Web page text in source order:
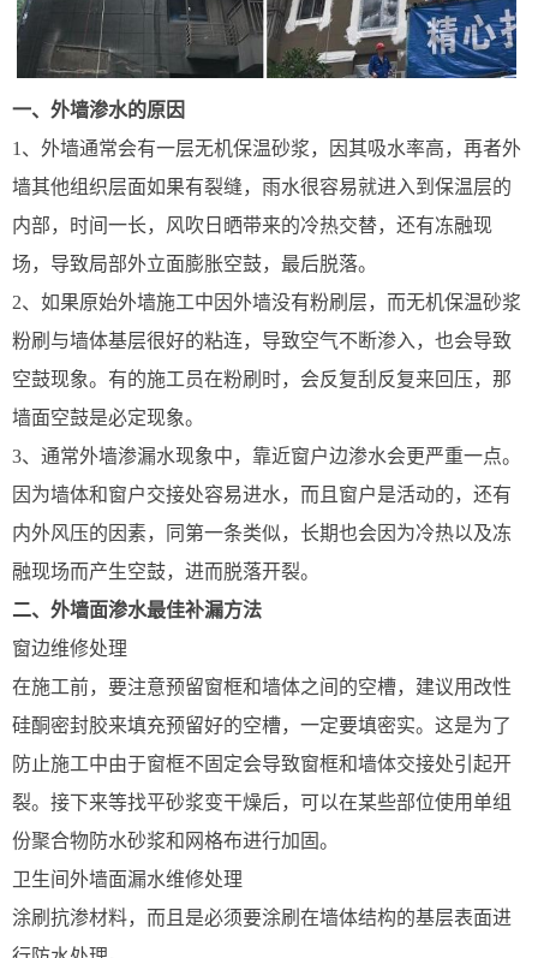
一、外墙渗水的原因
1、外墙通常会有一层无机保温砂浆，因其吸水率高，再者外
墙其他组织层面如果有裂缝，雨水很容易就进入到保温层的
内部，时间一长，风吹日晒带来的冷热交替，还有冻融现
场，导致局部外立面膨胀空鼓，最后脱落。
2、如果原始外墙施工中因外墙没有粉刷层，而无机保温砂浆
粉刷与墙体基层很好的粘连，导致空气不断渗入，也会导致
空鼓现象。有的施工员在粉刷时，会反复刮反复来回压，那
墙面空鼓是必定现象。
3、通常外墙渗漏水现象中，靠近窗户边渗水会更严重一点。
因为墙体和窗户交接处容易进水，而且窗户是活动的，还有
内外风压的因素，同第一条类似，长期也会因为冷热以及冻
融现场而产生空鼓，进而脱落开裂。
二、外墙面渗水最佳补漏方法
窗边维修处理
在施工前，要注意预留窗框和墙体之间的空槽，建议用改性
硅酮密封胶来填充预留好的空槽，一定要填密实。这是为了
防止施工中由于窗框不固定会导致窗框和墙体交接处引起开
裂。接下来等找平砂浆变干燥后，可以在某些部位使用单组
份聚合物防水砂浆和网格布进行加固。
卫生间外墙面漏水维修处理
涂刷抗渗材料，而且是必须要涂刷在墙体结构的基层表面进